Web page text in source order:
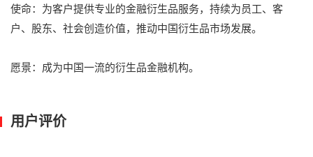
使命：为客户提供专业的金融衍生品服务，持续为员工、客
户、股东、社会创造价值，推动中国衍生品市场发展。
愿景：成为中国一流的衍生品金融机构。
用户评价